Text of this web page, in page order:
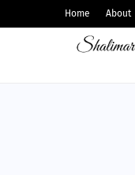
Home About